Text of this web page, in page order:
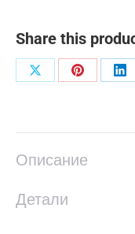
Share this
Поделиться
Описание
Детали